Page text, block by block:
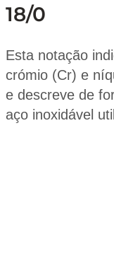
18/0
Esta notação
crómio (Cr) e
e descreve de
aço inoxidável